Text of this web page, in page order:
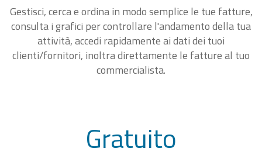
Gestisci, cerca e ordina in modo semplice le tue fatture,
consulta i grafici per controllare l'andamento della tua
attività, accedi rapidamente ai dati dei tuoi
clienti/fornitori, inoltra direttamente le fatture al tuo
commercialista.
Gratuito